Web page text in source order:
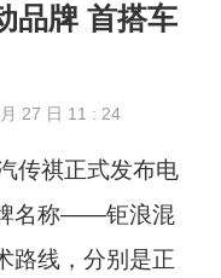
品牌 首搭车
27 日 11 : 24
传祺正式发布电
名称——钜浪混
路线，分别是正